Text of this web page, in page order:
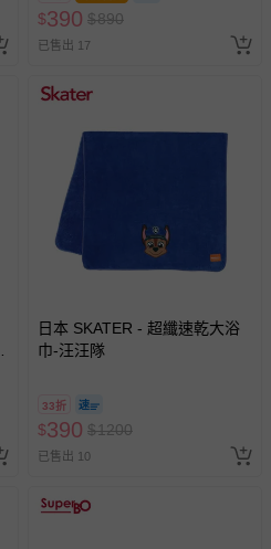
$390 $890
已售出 17
日本 SKATER - 超纖速乾大浴
巾-汪汪隊
33折
$390 $1200
已售出 10